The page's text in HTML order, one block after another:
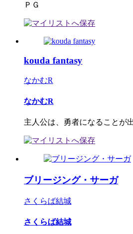
ＰＧ
kouda fantasy
なかむR
なかむR
主人公は、勇者になることが
ブリージング・サーガ
さくらば結城
さくらば結城